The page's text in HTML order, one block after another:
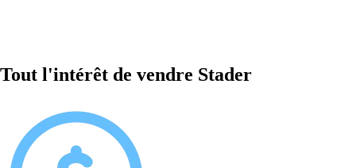
Tout l'intérêt de vendre Stader